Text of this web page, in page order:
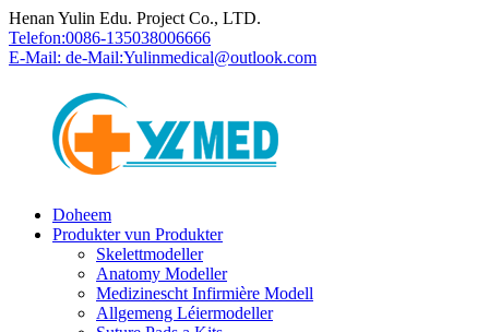
Henan Yulin Edu. Project Co., LTD.
Telefon:0086-135038006666
E-Mail: de-Mail:Yulinmedical@outlook.com
Doheem
Produkter vun Produkter
Skelettmodeller
Anatomy Modeller
Medizinescht Infirmière Modell
Allgemeng Léiermodeller